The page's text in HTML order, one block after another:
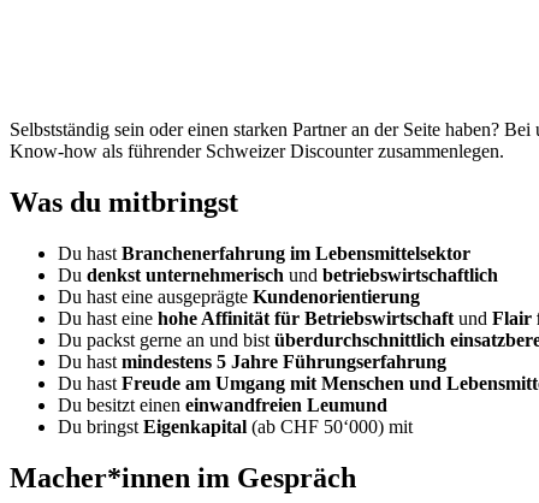
Selbstständig sein oder einen starken Partner an der Seite haben?
Know-how als führender Schweizer Discounter zusammenlegen.
Was du mitbringst
Du hast Branchenerfahrung im Lebensmittelsektor
Du denkst unternehmerisch und betriebswirtschaftlich
Du hast eine ausgeprägte Kundenorientierung
Du hast eine hohe Affinität für Betriebswirtschaft und Flair
Du packst gerne an und bist überdurchschnittlich
Du hast mindestens 5 Jahre Führungserfahrung
Du hast Freude am Umgang mit Menschen und
Du besitzt einen einwandfreien Leumund
Du bringst Eigenkapital (ab CHF 50‘000) mit
Macher*innen im Gespräch